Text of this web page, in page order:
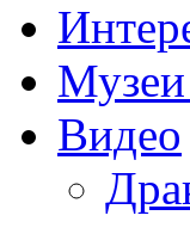
Музеи
Видео